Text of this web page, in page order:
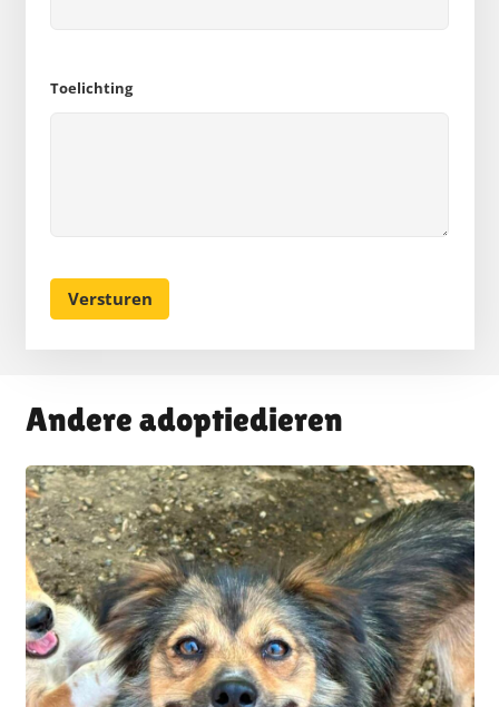
Toelichting
Andere adoptiedieren